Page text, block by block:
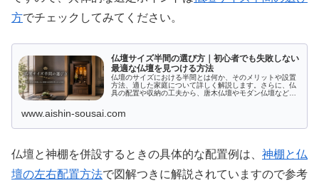
方でチェックしてみてください。
仏壇サイズ半間の選び方｜初心者でも失敗しない
最適な仏壇を見つける方法
仏壇のサイズにおける半間とは何か、そのメリットや設置
方法、適した家庭について詳しく解説します。さらに、仏
具の配置や収納の工夫から、唐木仏壇やモダン仏壇など種
壇を見つけるための総合ガイドです。
www.aishin-sousai.com
仏壇と神棚を併設するときの具体的な配置例は、 神棚と仏
壇の左右配置方法で図解つきに解説されていますので参考